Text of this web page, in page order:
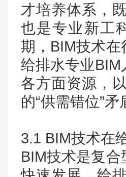
才培养体系，
也是专业新工
期，BIM技术
给排水专业
各方面资源，
的“供需错位”矛
3.1 BIM技术在
BIM技术是复